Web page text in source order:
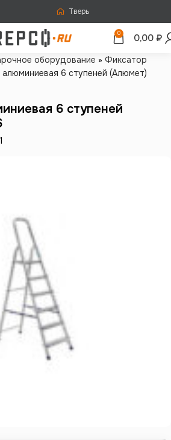
Тверь
0 0,00 ₽
оборудование » Фиксатор
6 ступеней (Алюмет)
6 ступеней